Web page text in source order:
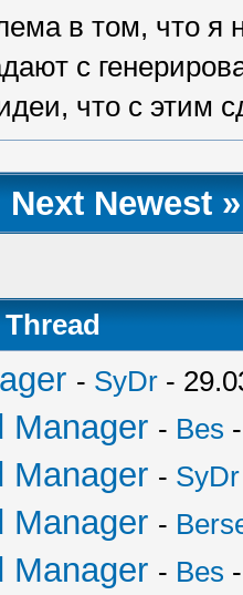
в том, что я
с
что с этим
Next Newest »
- SyDr -
Manager - Bes
Manager - SyDr
Manager -
Manager - Bes